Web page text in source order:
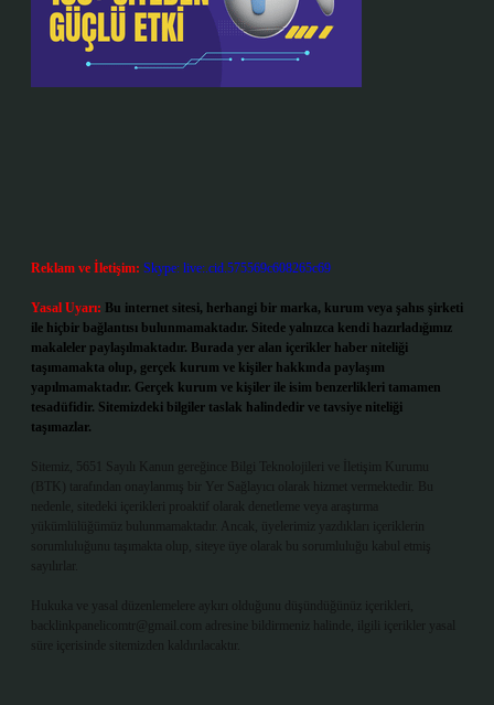
Reklam ve İletişim: Skype: live:.cid.575569c608265c69
Yasal Uyarı: Bu internet sitesi, herhangi bir marka, kurum veya şahıs şirketi
ile hiçbir bağlantısı bulunmamaktadır. Sitede yalnızca kendi hazırladığımız
makaleler paylaşılmaktadır. Burada yer alan içerikler haber niteliği
taşımamakta olup, gerçek kurum ve kişiler hakkında paylaşım
yapılmamaktadır. Gerçek kurum ve kişiler ile isim benzerlikleri tamamen
tesadüfidir. Sitemizdeki bilgiler taslak halindedir ve tavsiye niteliği
taşımazlar.
Sitemiz, 5651 Sayılı Kanun gereğince Bilgi Teknolojileri ve İletişim Kurumu
(BTK) tarafından onaylanmış bir Yer Sağlayıcı olarak hizmet vermektedir. Bu
nedenle, sitedeki içerikleri proaktif olarak denetleme veya araştırma
yükümlülüğümüz bulunmamaktadır. Ancak, üyelerimiz yazdıkları içeriklerin
sorumluluğunu taşımakta olup, siteye üye olarak bu sorumluluğu kabul etmiş
sayılırlar.
Hukuka ve yasal düzenlemelere aykırı olduğunu düşündüğünüz içerikleri,
backlinkpanelicomtr@gmail.com
adresine bildirmeniz halinde, ilgili içerikler yasal
süre içerisinde sitemizden kaldırılacaktır.